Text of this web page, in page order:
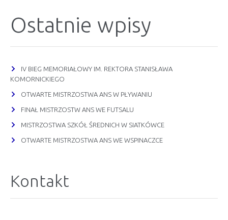
Ostatnie wpisy
IV BIEG MEMORIAŁOWY IM. REKTORA STANISŁAWA
KOMORNICKIEGO
OTWARTE MISTRZOSTWA ANS W PŁYWANIU
FINAŁ MISTRZOSTW ANS WE FUTSALU
MISTRZOSTWA SZKÓŁ ŚREDNICH W SIATKÓWCE
OTWARTE MISTRZOSTWA ANS WE WSPINACZCE
Kontakt